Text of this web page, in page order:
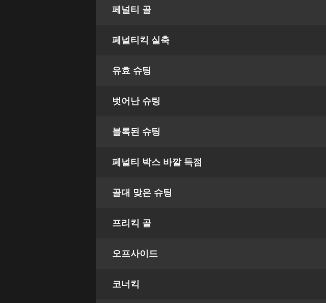
페널티 골
페널티킥 실축
유효 슈팅
벗어난 슈팅
블록된 슈팅
페널티 박스 바깥 득점
골대 맞은 슈팅
프리킥 골
오프사이드
코너킥